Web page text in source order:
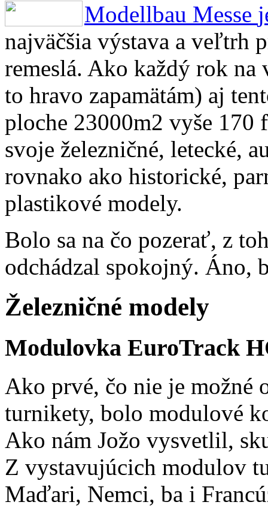
Modellbau Messe
najväčšia výstava a veľtrh
remeslá. Ako každý rok
to hravo zapamätám) aj
ploche 23000m2 vyše
svoje železničné, letecké,
rovnako ako historické,
plastikové modely.
Bolo sa na čo pozerať, z
odchádzal spokojný. Áno,
Železničné modely
Modulovka EuroTrack
Ako prvé, čo nie je možné
turnikety, bolo modulové
Ako nám Jožo vysvetlil,
Z vystavujúcich modulov
Maďari, Nemci, ba i